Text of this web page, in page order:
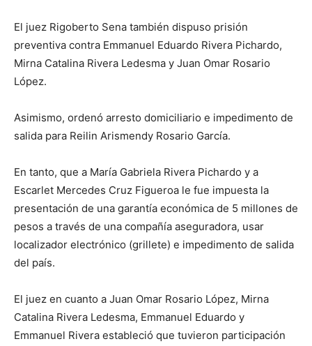
El juez Rigoberto Sena también dispuso prisión
preventiva contra Emmanuel Eduardo Rivera Pichardo,
Mirna Catalina Rivera Ledesma y Juan Omar Rosario
López.
Asimismo, ordenó arresto domiciliario e impedimento de
salida para Reilin Arismendy Rosario García.
En tanto, que a María Gabriela Rivera Pichardo y a
Escarlet Mercedes Cruz Figueroa le fue impuesta la
presentación de una garantía económica de 5 millones de
pesos a través de una compañía aseguradora, usar
localizador electrónico (grillete) e impedimento de salida
del país.
El juez en cuanto a Juan Omar Rosario López, Mirna
Catalina Rivera Ledesma, Emmanuel Eduardo y
Emmanuel Rivera estableció que tuvieron participación